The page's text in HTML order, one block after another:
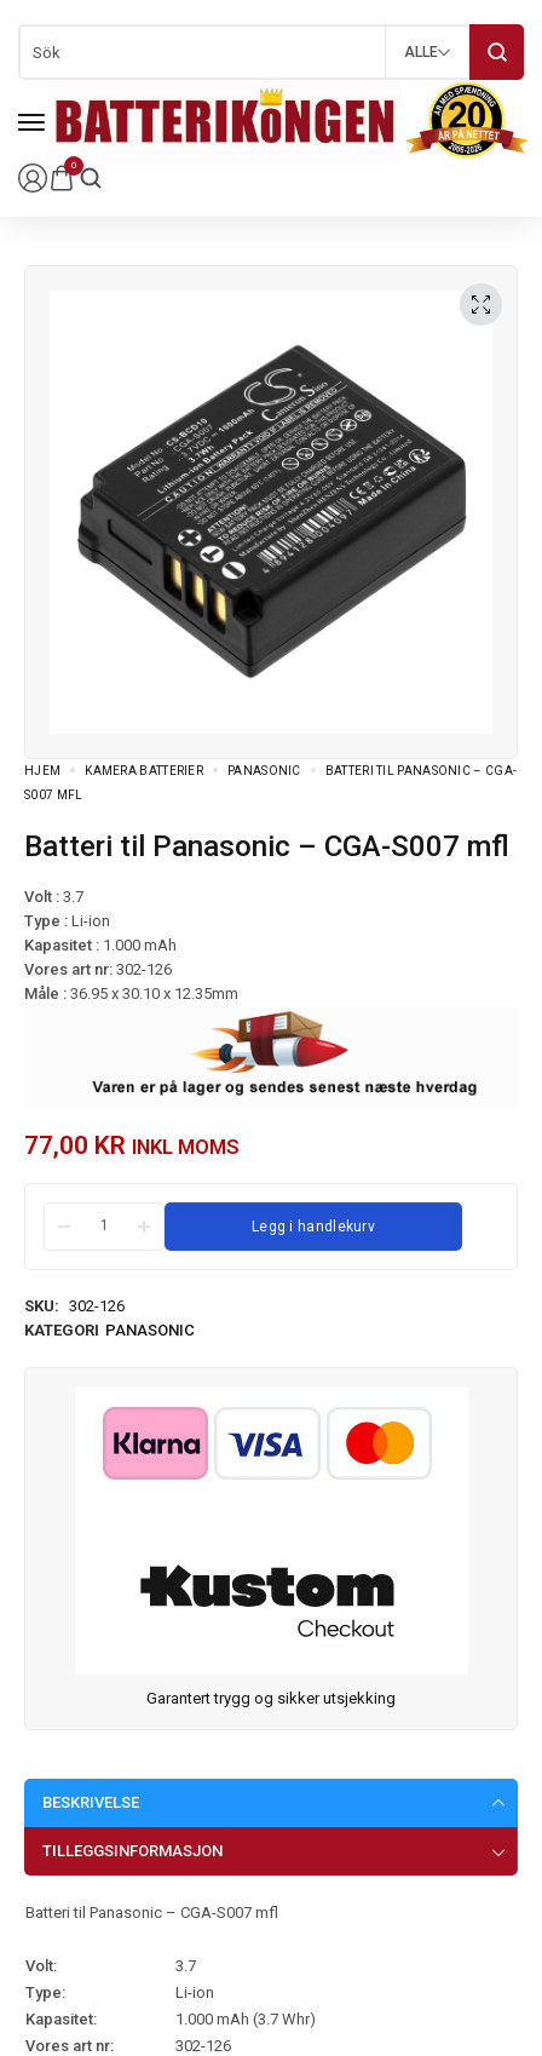
0
ALLE
HJEM KAMERA BATTERIER PANASONIC
BATTERI TIL PANASONIC – CGA-
S007 MFL
Batteri til Panasonic – CGA-S007 mfl
Volt : 3.7
Type : Li-ion
Kapasitet : 1.000 mAh
Vores art nr: 302-126
Måle : 36.95 x 30.10 x 12.35mm
77,00 KR INKL MOMS
Legg i handlekurv
SKU: 302-126
KATEGORI PANASONIC
Garantert trygg og sikker utsjekking
BESKRIVELSE
TILLEGGSINFORMASJON
Batteri til Panasonic – CGA-S007 mfl
Volt:
3.7
Type:
Li-ion
Kapasitet:
1.000 mAh (3.7 Whr)
Vores art nr:
302-126